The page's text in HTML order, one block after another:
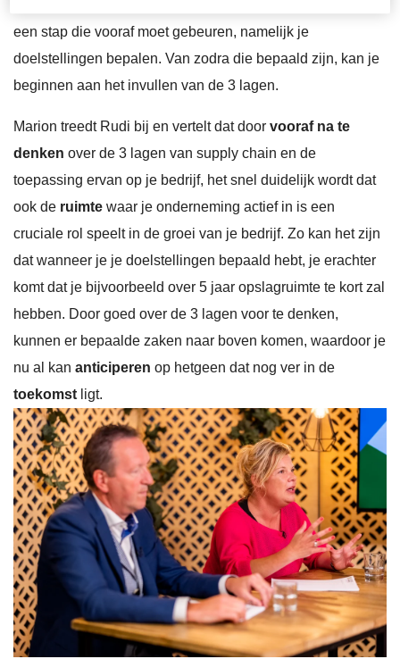
een stap die vooraf moet gebeuren, namelijk je
doelstellingen bepalen. Van zodra die bepaald zijn, kan je
beginnen aan het invullen van de 3 lagen.
Marion treedt Rudi bij en vertelt dat door vooraf na te
denken over de 3 lagen van supply chain en de
toepassing ervan op je bedrijf, het snel duidelijk wordt dat
ook de ruimte waar je onderneming actief in is een
cruciale rol speelt in de groei van je bedrijf. Zo kan het zijn
dat wanneer je je doelstellingen bepaald hebt, je erachter
komt dat je bijvoorbeeld over 5 jaar opslagruimte te kort zal
hebben. Door goed over de 3 lagen voor te denken,
kunnen er bepaalde zaken naar boven komen, waardoor je
nu al kan anticiperen op hetgeen dat nog ver in de
toekomst ligt.